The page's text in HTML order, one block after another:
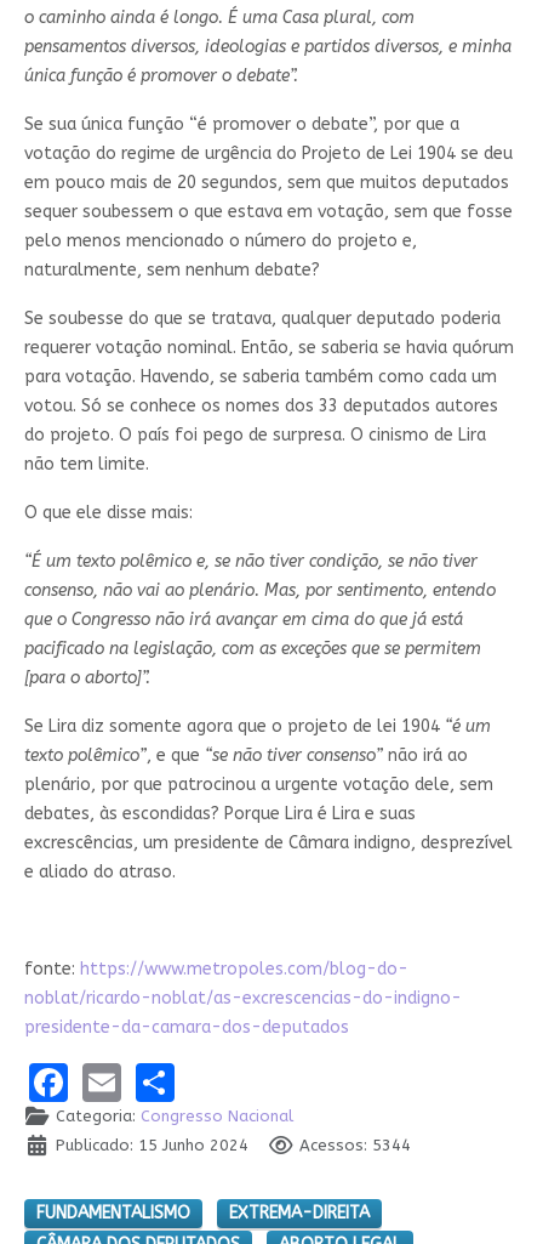
o caminho ainda é longo. É uma Casa plural, com
pensamentos diversos, ideologias e partidos diversos, e minha
única função é promover o debate”.
Se sua única função “é promover o debate”, por que a
votação do regime de urgência do Projeto de Lei 1904 se deu
em pouco mais de 20 segundos, sem que muitos deputados
sequer soubessem o que estava em votação, sem que fosse
pelo menos mencionado o número do projeto e,
naturalmente, sem nenhum debate?
Se soubesse do que se tratava, qualquer deputado poderia
requerer votação nominal. Então, se saberia se havia quórum
para votação. Havendo, se saberia também como cada um
votou. Só se conhece os nomes dos 33 deputados autores
do projeto. O país foi pego de surpresa. O cinismo de Lira
não tem limite.
O que ele disse mais:
“É um texto polêmico e, se não tiver condição, se não tiver
consenso, não vai ao plenário. Mas, por sentimento, entendo
que o Congresso não irá avançar em cima do que já está
pacificado na legislação, com as exceções que se permitem
[para o aborto]”.
Se Lira diz somente agora que o projeto de lei 1904 “é um
texto polêmico”, e que “se não tiver consenso”não irá ao
plenário, por que patrocinou a urgente votação dele, sem
debates, às escondidas? Porque Lira é Lira e suas
excrescências, um presidente de Câmara indigno, desprezível
e aliado do atraso.
fonte: https://www.metropoles.com/blog-do-
noblat/ricardo-noblat/as-excrescencias-do-indigno-
presidente-da-camara-dos-deputados
Facebook
EmailShare
Categoria: Congresso Nacional
Publicado: 15 Junho 2024
Acessos: 5344
FUNDAMENTALISMO
EXTREMA-DIREITA